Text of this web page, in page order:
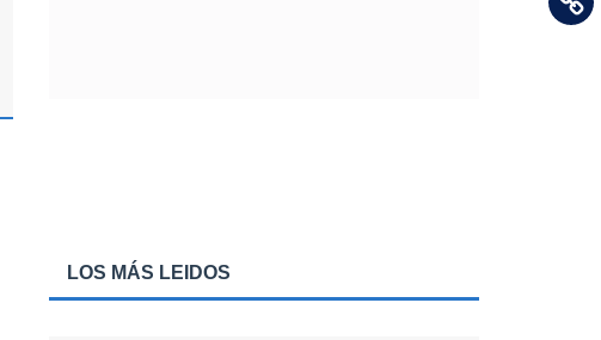
LOS MÁS LEIDOS